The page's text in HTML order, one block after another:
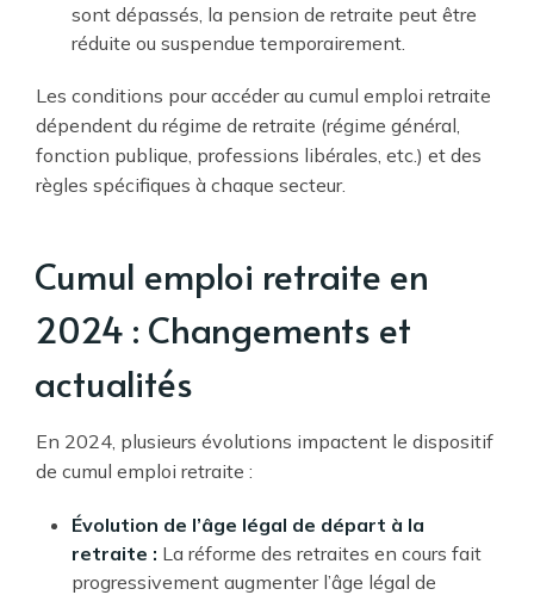
sont dépassés, la pension de retraite peut être
réduite ou suspendue temporairement.
Les conditions pour accéder au cumul emploi retraite
dépendent du régime de retraite (régime général,
fonction publique, professions libérales, etc.) et des
règles spécifiques à chaque secteur.
Cumul emploi retraite en
2024 : Changements et
actualités
En 2024, plusieurs évolutions impactent le dispositif
de cumul emploi retraite :
Évolution de l’âge légal de départ à la
retraite : La réforme des retraites en cours fait
progressivement augmenter l’âge légal de